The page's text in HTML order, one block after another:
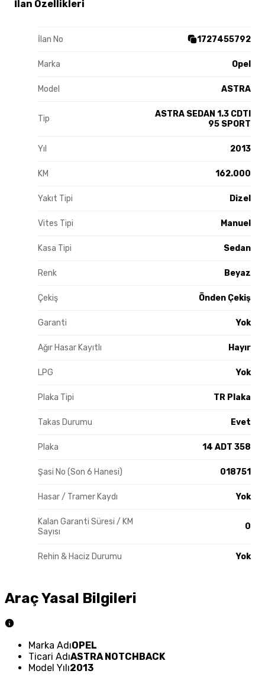
İlan Özellikleri
İlan No 1727455792
Marka Opel
Model ASTRA
Tip
ASTRA SEDAN 1.3 CDTI
95 SPORT
Yıl 2013
KM 162.000
Yakıt Tipi Dizel
Vites Tipi Manuel
Kasa Tipi Sedan
Renk Beyaz
Çekiş Önden Çekiş
Garanti Yok
Ağır Hasar Kayıtlı Hayır
LPG Yok
Plaka Tipi TR Plaka
Takas Durumu Evet
Plaka 14 ADT 358
Şasi No (Son 6 Hanesi) 018751
Hasar / Tramer Kaydı Yok
Kalan Garanti Süresi / KM
Sayısı
0
Rehin & Haciz Durumu Yok
Araç Yasal Bilgileri
Marka AdıOPEL
Ticari AdıASTRA NOTCHBACK
Model Yılı2013